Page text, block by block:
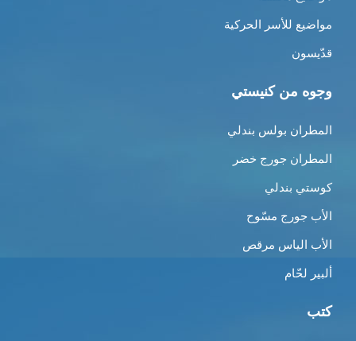
مواضيع للأسر الحركية
قدّيسون
وجوه من كنيستي
المطران بولس بندلي
المطران جورج خضر
كوستي بندلي
الأب جورج مسّوح
الأب الياس مرقص
ألبير لحّام
كتب